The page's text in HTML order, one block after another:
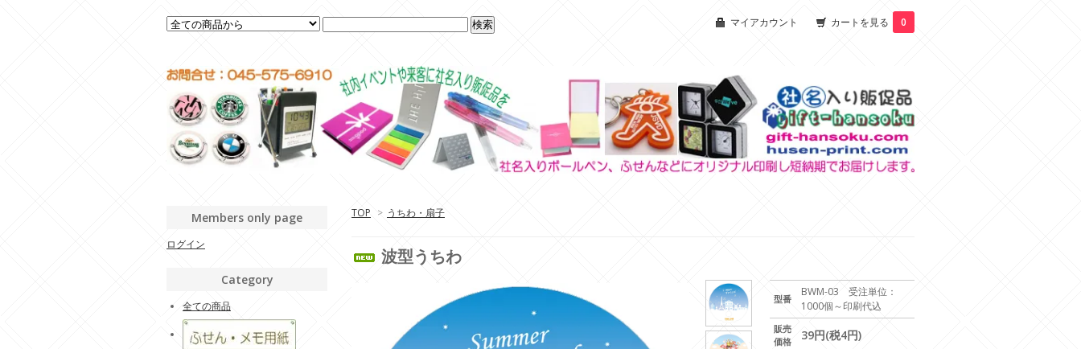
マイアカウント カートを見る 0
TOP > うちわ・扇子
波型うちわ
型番
BWM-03 受注単位：
1000個～印刷代込
販売
価格
39円(税4円)
Members only page
ログイン
Category
全ての商品